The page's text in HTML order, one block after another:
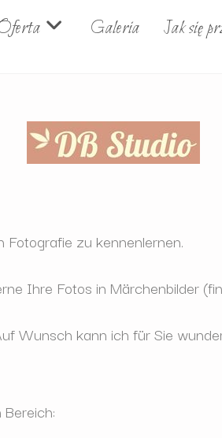
Galeria Jak się
Fotografie zu kennenlernen.
Ihre Fotos in Märchenbilder
Wunsch kann ich für Sie